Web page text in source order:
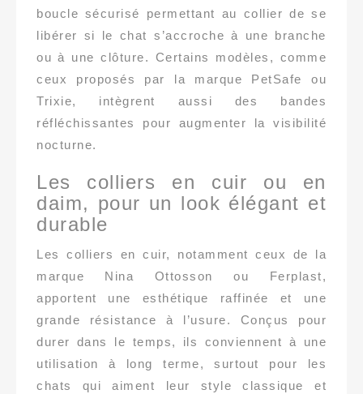
boucle sécurisé permettant au collier de se
libérer si le chat s’accroche à une branche
ou à une clôture. Certains modèles, comme
ceux proposés par la marque PetSafe ou
Trixie, intègrent aussi des bandes
réfléchissantes pour augmenter la visibilité
nocturne.
Les colliers en cuir ou en
daim, pour un look élégant et
durable
Les colliers en cuir, notamment ceux de la
marque Nina Ottosson ou Ferplast,
apportent une esthétique raffinée et une
grande résistance à l’usure. Conçus pour
durer dans le temps, ils conviennent à une
utilisation à long terme, surtout pour les
chats qui aiment leur style classique et